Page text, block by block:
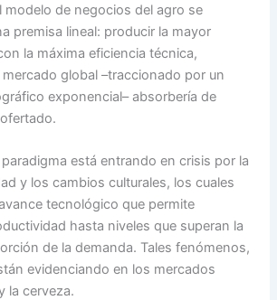
modelo de negocios del agro se
premisa lineal: producir la mayor
la máxima eficiencia técnica,
global –traccionado por un
exponencial– absorbería de
está entrando en crisis por la
y los cambios culturales, los cuales
tecnológico que permite
hasta niveles que superan la
de la demanda. Tales fenómenos,
evidenciando en los mercados
la cerveza.